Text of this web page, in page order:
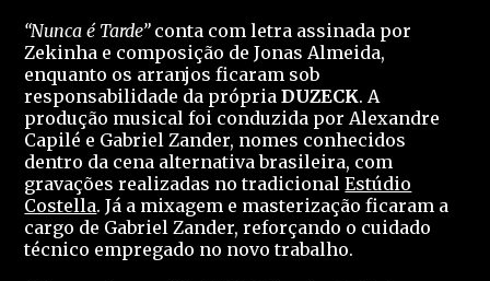
“Nunca é Tarde”conta com letra assinada por
Zekinha e composição de Jonas Almeida,
enquanto os arranjos ficaram sob
responsabilidade da própriaDUZECK. A
produção musical foi conduzida por Alexandre
Capilé e Gabriel Zander, nomes conhecidos
dentro da cena alternativa brasileira, com
gravações realizadas no tradicionalEstúdio
Costella. Já a mixagem e masterização ficaram a
cargo de Gabriel Zander, reforçando o cuidado
técnico empregado no novo trabalho.